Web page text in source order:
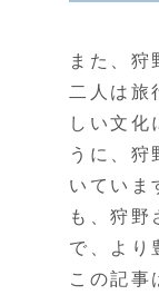
また、狩
二人は旅
しい文化
うに、狩
いていま
も、狩野
で、より
この記事